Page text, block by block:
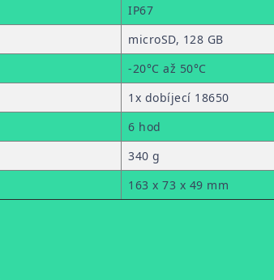
IP67
microSD, 128 GB
-20°C až 50°C
1x dobíjecí 18650
6 hod
340 g
163 x 73 x 49 mm